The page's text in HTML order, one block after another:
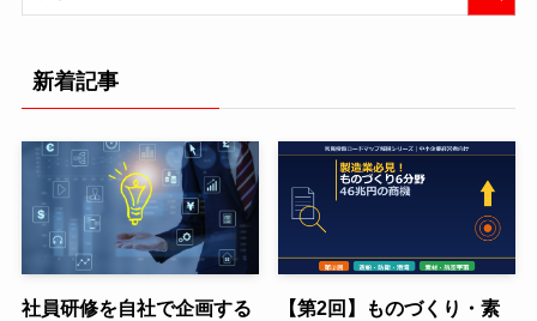
新着記事
社員研修を自社で企画する
【第2回】ものづくり・素